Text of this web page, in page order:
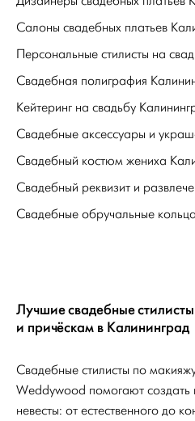
Салоны свадебных платьев
Персональные стилисты на
Свадебная полиграфия
Кейтеринг на свадьбу
Свадебный костюм жениха
Свадебный реквизит и
Свадебные обручальные
Лучшие свадебные
и причёскам в Калининград
Свадебные стилисты по
Weddywood помогают создать
невесты: от естественного до